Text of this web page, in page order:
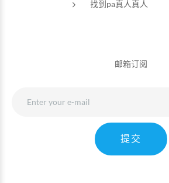
找到pa真人真人
邮箱订阅
提交